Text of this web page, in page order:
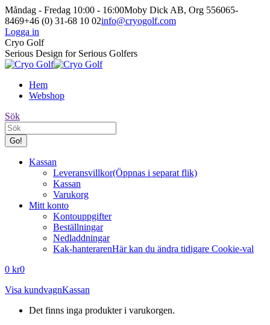
Skip
to
content
Måndag - Fredag 10:00 - 16:00Moby Dick AB, Org 556065-
8469+46 (0) 31-68 10 02info@cryogolf.com
Logga in
Facebook
page
opens
new
window
Instagram
page
opens
new
window
Cryo Golf
Serious Design for Serious Golfers
Hem
Webshop
Search:
Sök
Kassan
Leveransvillkor(Öppnas i separat flik)
Kassan
Varukorg
Mitt konto
Kontouppgifter
Beställningar
Nedladdningar
Kak-hanterarenHär kan du ändra tidigare Cookie-val
0 kr0
Visa kundvagnKassan
Det finns inga produkter i varukorgen.